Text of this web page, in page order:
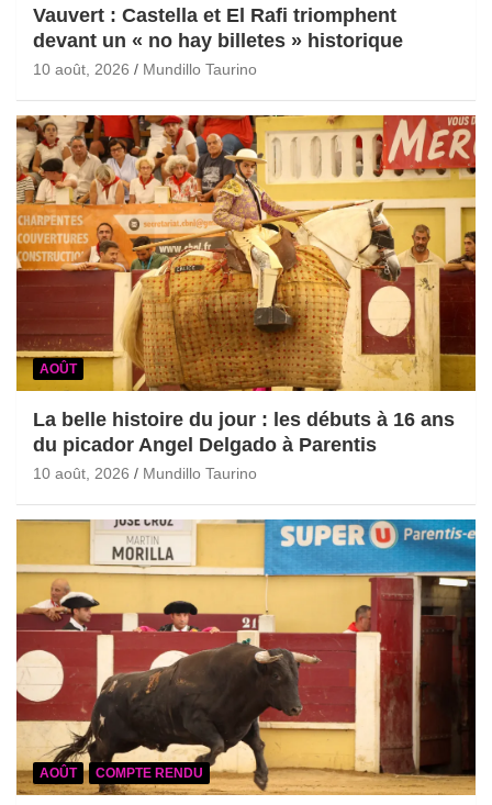
Vauvert : Castella et El Rafi triomphent
devant un « no hay billetes » historique
10 août, 2026 Mundillo Taurino
AOÛT
La belle histoire du jour : les débuts à 16 ans
du picador Angel Delgado à Parentis
10 août, 2026 Mundillo Taurino
AOÛT COMPTE RENDU